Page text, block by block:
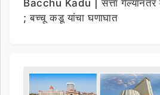
Bacchu Kadu | सत्ता गेल्यानंतर
; बच्चू कडू यांचा घणाघात